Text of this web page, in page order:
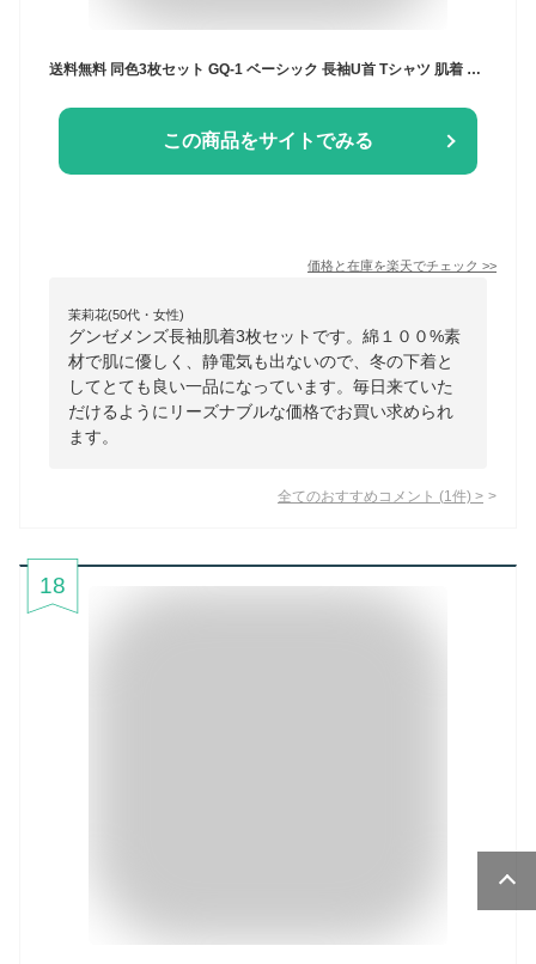
送料無料 同色3枚セット GQ-1 ベーシック 長袖U首 Tシャツ 肌着 綿100% グンゼ GUNZE | メンズ 男性 紳士 インナーシャツ uネック 長袖 長袖tシャツ 長袖インナー メンズインナーシャツ アンダーシャツ u首インナー u首 シャツ メンズインナー 下着 インナー メンズシャツ
この商品をサイトでみる
価格と在庫を楽天でチェック >>
茉莉花(50代・女性)
グンゼメンズ長袖肌着3枚セットです。綿１００%素
材で肌に優しく、静電気も出ないので、冬の下着と
してとても良い一品になっています。毎日来ていた
だけるようにリーズナブルな価格でお買い求められ
ます。
全てのおすすめコメント (1 件) >
18